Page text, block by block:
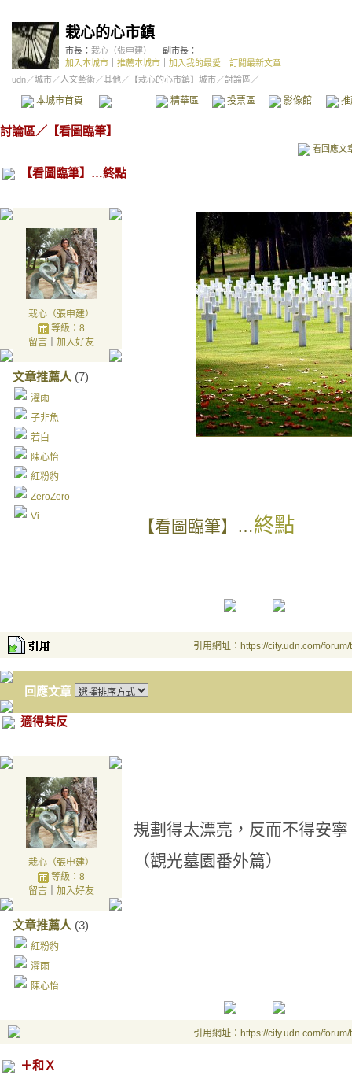
栽心的心市鎮
市長： 栽心（張申建）
副市長：
加入本城市
推薦本城市 加入我的最愛
訂閱最新文章
udn／城市／人文藝術／其他 ／ 【栽心的心市鎮】城市／討論區／
本城市首頁 精華區 投票區 影像館
討論區／ 【看圖臨筆】
看回應文
【看圖臨筆】…終點
栽心（張申建）
等級：8
留言｜ 加入好友
文章推薦人 (7)
濯雨
子非魚
若白
陳心怡
紅粉豹
ZeroZero
Vi
【看圖臨筆】…終點
引用網址：https://city.udn.com/
回應文章
適得其反
栽心（張申建）
等級：8
留言｜ 加入好友
文章推薦人 (3)
紅粉豹
濯雨
陳心怡
規劃得太漂亮，反而不得安寧
（觀光墓園番外篇）
引用網址：https://city.udn.com/
＋和Ｘ